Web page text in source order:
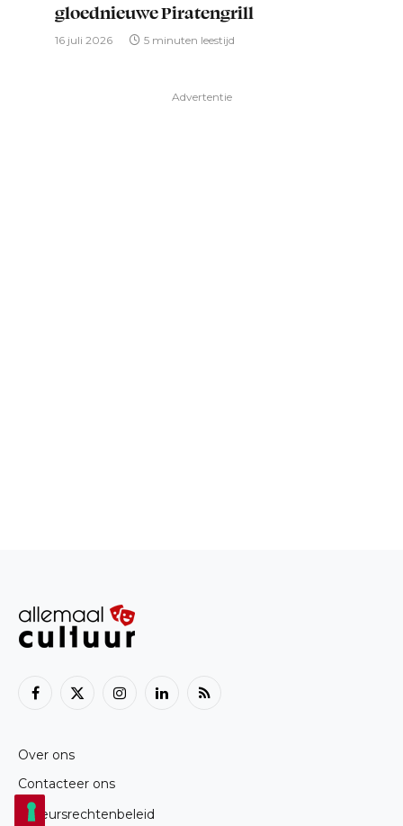
gloednieuwe Piratengrill
16 juli 2026 5 minuten leestijd
Advertentie
Facebook
X
InstagramLinkedInRSS
Over ons
Contacteer ons
Auteursrechtenbeleid